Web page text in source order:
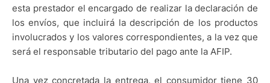
esta prestador el encargado de realizar la declaración de
los envíos, que incluirá la descripción de los productos
involucrados y los valores correspondientes, a la vez que
será el responsable tributario del pago ante la AFIP.
Una vez concretada la entrega, el consumidor tiene 30